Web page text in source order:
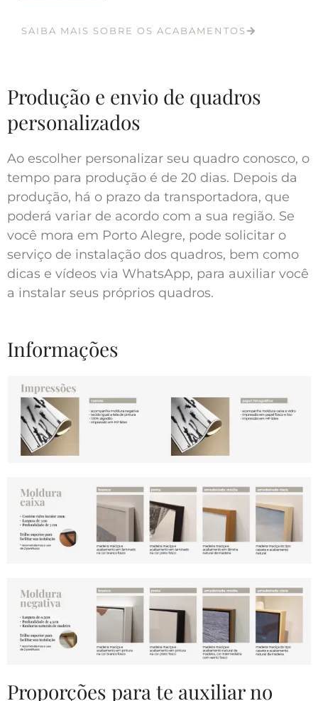
SAIBA MAIS SOBRE OS ACABAMENTOS
Produção e envio de quadros
personalizados
Ao escolher personalizar seu quadro conosco, o
tempo para produção é de 20 dias. Depois da
produção, há o prazo da transportadora, que
poderá variar de acordo com a sua região. Se
você mora em Porto Alegre, pode solicitar o
serviço de instalação dos quadros, bem como
dicas e vídeos via WhatsApp, para auxiliar você
a instalar seus próprios quadros.
Informações
Proporções para te auxiliar no